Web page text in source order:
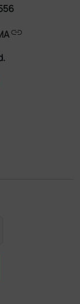
link